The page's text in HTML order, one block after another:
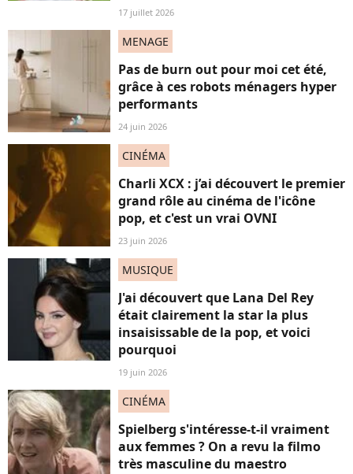
17 juillet 2026
MENAGE
Pas de burn out pour moi cet été,
grâce à ces robots ménagers hyper
performants
24 juin 2026
CINÉMA
Charli XCX : j’ai découvert le premier
grand rôle au cinéma de l'icône
pop, et c'est un vrai OVNI
23 juin 2026
MUSIQUE
J'ai découvert que Lana Del Rey
était clairement la star la plus
insaisissable de la pop, et voici
pourquoi
19 juin 2026
CINÉMA
Spielberg s'intéresse-t-il vraiment
aux femmes ? On a revu la filmo
très masculine du maestro